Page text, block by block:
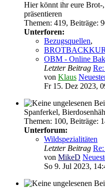
Hier könnt ihr eure Brot-
präsentieren
Themen: 419, Beiträge:
Unterforen:
Bezugsquellen,
OBM - Online
Letzter Beitrag
von Klaus
Fr 15. Dez 2023,
Spanferkel,
Themen: 100, Beiträge:
Unterforum:
Wildspezialitäten
Letzter Beitrag
von MikeD
So 9. Jul 2023,